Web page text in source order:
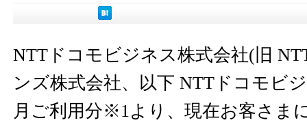
NTTドコモビジネス株式会社(旧
ンズ株式会社、以下 NTTドコモビ
月ご利用分※1より、現在お客さま